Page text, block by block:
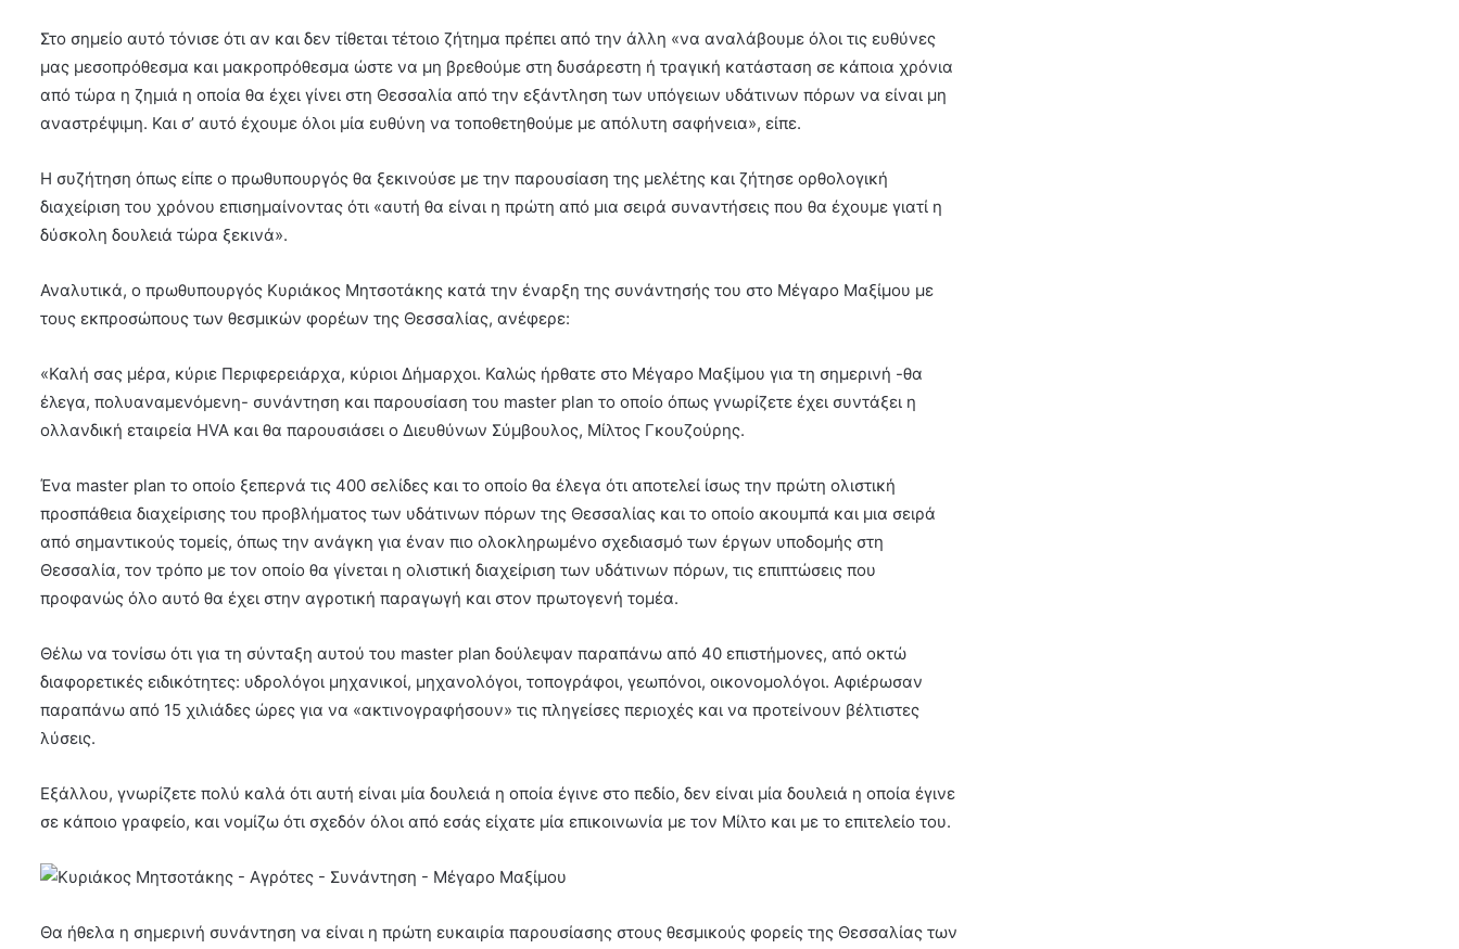
Στο σημείο αυτό τόνισε ότι αν και δεν τίθεται τέτοιο ζήτημα πρέπει από την άλλη «να αναλάβουμε όλοι τις ευθύνες
μας μεσοπρόθεσμα και μακροπρόθεσμα ώστε να μη βρεθούμε στη δυσάρεστη ή τραγική κατάσταση σε κάποια χρόνια
από τώρα η ζημιά η οποία θα έχει γίνει στη Θεσσαλία από την εξάντληση των υπόγειων υδάτινων πόρων να είναι μη
αναστρέψιμη. Και σ’ αυτό έχουμε όλοι μία ευθύνη να τοποθετηθούμε με απόλυτη σαφήνεια», είπε.
Η συζήτηση όπως είπε ο πρωθυπουργός θα ξεκινούσε με την παρουσίαση της μελέτης και ζήτησε ορθολογική
διαχείριση του χρόνου επισημαίνοντας ότι «αυτή θα είναι η πρώτη από μια σειρά συναντήσεις που θα έχουμε γιατί η
δύσκολη δουλειά τώρα ξεκινά».
Αναλυτικά, ο πρωθυπουργός Κυριάκος Μητσοτάκης κατά την έναρξη της συνάντησής του στο Μέγαρο Μαξίμου με
τους εκπροσώπους των θεσμικών φορέων της Θεσσαλίας, ανέφερε:
«Καλή σας μέρα, κύριε Περιφερειάρχα, κύριοι Δήμαρχοι. Καλώς ήρθατε στο Μέγαρο Μαξίμου για τη σημερινή -θα
έλεγα, πολυαναμενόμενη- συνάντηση και παρουσίαση του master plan το οποίο όπως γνωρίζετε έχει συντάξει η
ολλανδική εταιρεία HVA και θα παρουσιάσει ο Διευθύνων Σύμβουλος, Μίλτος Γκουζούρης.
Ένα master plan το οποίο ξεπερνά τις 400 σελίδες και το οποίο θα έλεγα ότι αποτελεί ίσως την πρώτη ολιστική
προσπάθεια διαχείρισης του προβλήματος των υδάτινων πόρων της Θεσσαλίας και το οποίο ακουμπά και μια σειρά
από σημαντικούς τομείς, όπως την ανάγκη για έναν πιο ολοκληρωμένο σχεδιασμό των έργων υποδομής στη
Θεσσαλία, τον τρόπο με τον οποίο θα γίνεται η ολιστική διαχείριση των υδάτινων πόρων, τις επιπτώσεις που
προφανώς όλο αυτό θα έχει στην αγροτική παραγωγή και στον πρωτογενή τομέα.
Θέλω να τονίσω ότι για τη σύνταξη αυτού του master plan δούλεψαν παραπάνω από 40 επιστήμονες, από οκτώ
διαφορετικές ειδικότητες: υδρολόγοι μηχανικοί, μηχανολόγοι, τοπογράφοι, γεωπόνοι, οικονομολόγοι. Αφιέρωσαν
παραπάνω από 15 χιλιάδες ώρες για να «ακτινογραφήσουν» τις πληγείσες περιοχές και να προτείνουν βέλτιστες
λύσεις.
Εξάλλου, γνωρίζετε πολύ καλά ότι αυτή είναι μία δουλειά η οποία έγινε στο πεδίο, δεν είναι μία δουλειά η οποία έγινε
σε κάποιο γραφείο, και νομίζω ότι σχεδόν όλοι από εσάς είχατε μία επικοινωνία με τον Μίλτο και με το επιτελείο του.
Θα ήθελα η σημερινή συνάντηση να είναι η πρώτη ευκαιρία παρουσίασης στους θεσμικούς φορείς της Θεσσαλίας των